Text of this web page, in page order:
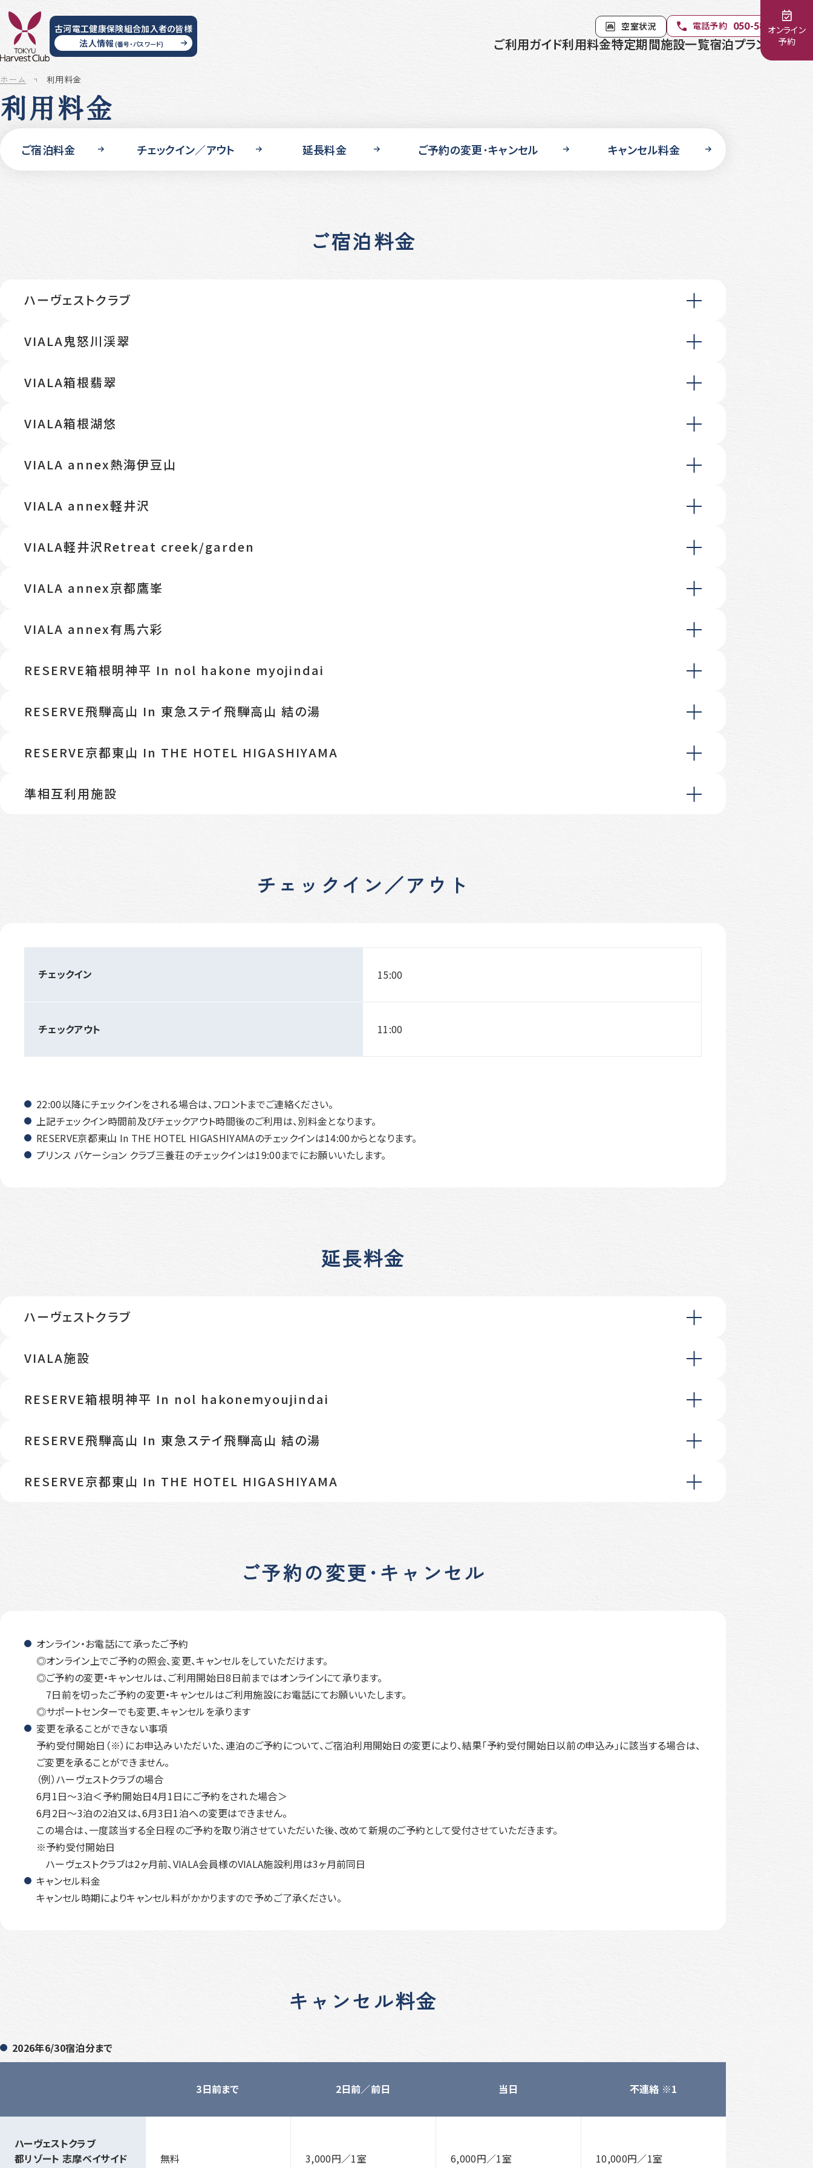
古河電工健康保険組合加入者の皆様
法人情報(番号・パスワード)
空室状況 電話予約 050-5840-1402
ご利用ガイド利用料金特定期間施設一覧宿泊プラン お知らせ
オンライン
予約
ホーム 利用料金
利用料金
ご宿泊料金 チェックイン／アウト 延長料金 ご予約の変更･キャンセル キャンセル料金
ご宿泊料金
ハーヴェストクラブ
VIALA鬼怒川渓翠
VIALA箱根翡翠
VIALA箱根湖悠
VIALA annex熱海伊豆山
VIALA annex軽井沢
VIALA軽井沢Retreat creek/garden
VIALA annex京都鷹峯
VIALA annex有馬六彩
RESERVE箱根明神平 In nol hakone myojindai
RESERVE飛騨高山 In 東急ステイ飛騨高山 結の湯
RESERVE京都東山 In THE HOTEL HIGASHIYAMA
準相互利用施設
チェックイン／アウト
チェックイン 15:00
チェックアウト 11:00
22:00以降にチェックインをされる場合は、フロントまでご連絡ください。
上記チェックイン時間前及びチェックアウト時間後のご利用は、別料金となります。
RESERVE京都東山 In THE HOTEL HIGASHIYAMAのチェックインは14:00からとなります。
プリンス バケーション クラブ三養荘のチェックインは19:00までにお願いいたします。
延長料金
ハーヴェストクラブ
VIALA施設
RESERVE箱根明神平 In nol hakonemyoujindai
RESERVE飛騨高山 In 東急ステイ飛騨高山 結の湯
RESERVE京都東山 In THE HOTEL HIGASHIYAMA
ご予約の変更･キャンセル
オンライン・お電話にて承ったご予約
オンライン上でご予約の照会、変更、キャンセルをしていただけます。
ご予約の変更・キャンセルは、ご利用開始日8日前まではオンラインにて承ります。
7日前を切ったご予約の変更・キャンセルはご利用施設にお電話にてお願いいたします。
サポートセンターでも変更、キャンセルを承ります
変更を承ることができない事項
予約受付開始日（※）にお申込みいただいた、連泊のご予約について、ご宿泊利用開始日の変更により、結果「予約受付開始日以前の申込み」に該当する場合は、
ご変更を承ることができません。
（例）ハーヴェストクラブの場合
6月1日～3泊＜予約開始日4月1日にご予約をされた場合＞
6月2日～3泊の2泊又は、6月3日1泊への変更はできません。
この場合は、一度該当する全日程のご予約を取り消させていただいた後、改めて新規のご予約として受付させていただきます。
予約受付開始日
ハーヴェストクラブは2ヶ月前、VIALA会員様のVIALA施設利用は3ヶ月前同日
キャンセル料金
キャンセル時期によりキャンセル料がかかりますので予めご了承ください。
キャンセル料金
2026年6/30宿泊分まで
3日前まで 2日前／前日 当日 不連絡 ※1
ハーヴェストクラブ
都リゾート 志摩ベイサイド
無料 3,000円／1室 6,000円／1室 10,000円／1室